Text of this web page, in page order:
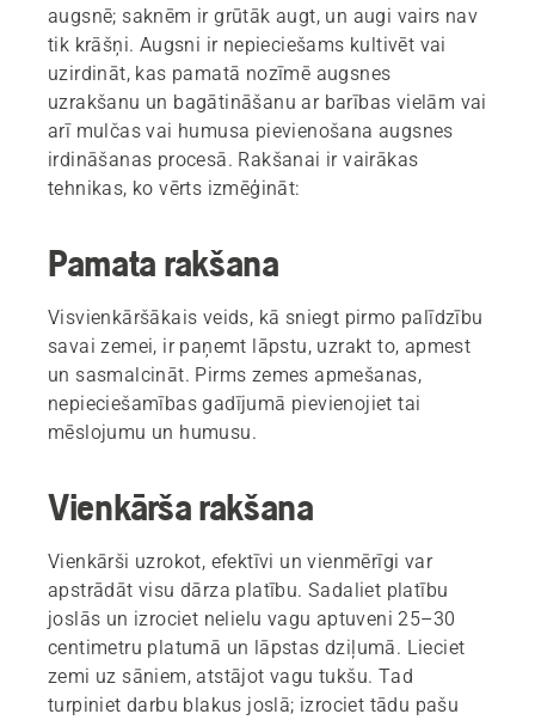
augsnē; saknēm ir grūtāk augt, un augi vairs nav
tik krāšņi. Augsni ir nepieciešams kultivēt vai
uzirdināt, kas pamatā nozīmē augsnes
uzrakšanu un bagātināšanu ar barības vielām vai
arī mulčas vai humusa pievienošana augsnes
irdināšanas procesā. Rakšanai ir vairākas
tehnikas, ko vērts izmēģināt:
Pamata rakšana
Visvienkāršākais veids, kā sniegt pirmo palīdzību
savai zemei, ir paņemt lāpstu, uzrakt to, apmest
un sasmalcināt. Pirms zemes apmešanas,
nepieciešamības gadījumā pievienojiet tai
mēslojumu un humusu.
Vienkārša rakšana
Vienkārši uzrokot, efektīvi un vienmērīgi var
apstrādāt visu dārza platību. Sadaliet platību
joslās un izrociet nelielu vagu aptuveni 25–30
centimetru platumā un lāpstas dziļumā. Lieciet
zemi uz sāniem, atstājot vagu tukšu. Tad
turpiniet darbu blakus joslā; izrociet tādu pašu